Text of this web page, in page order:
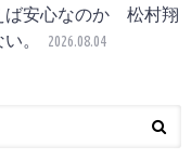
ば安心なのか 松村翔
。
2026.08.04